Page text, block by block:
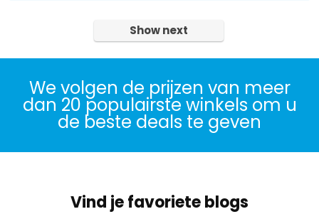
Show next
We volgen de prijzen van meer
dan 20 populairste winkels om u
de beste deals te geven
Vind je favoriete blogs